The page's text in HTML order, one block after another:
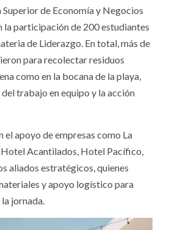
Superior de Economía y Negocios
la participación de 200 estudiantes
de Liderazgo. En total, más de
para recolectar residuos
como en la bocana de la playa,
trabajo en equipo y la acción
apoyo de empresas como La
Acantilados, Hotel Pacífico,
aliados estratégicos, quienes
y apoyo logístico para
jornada.